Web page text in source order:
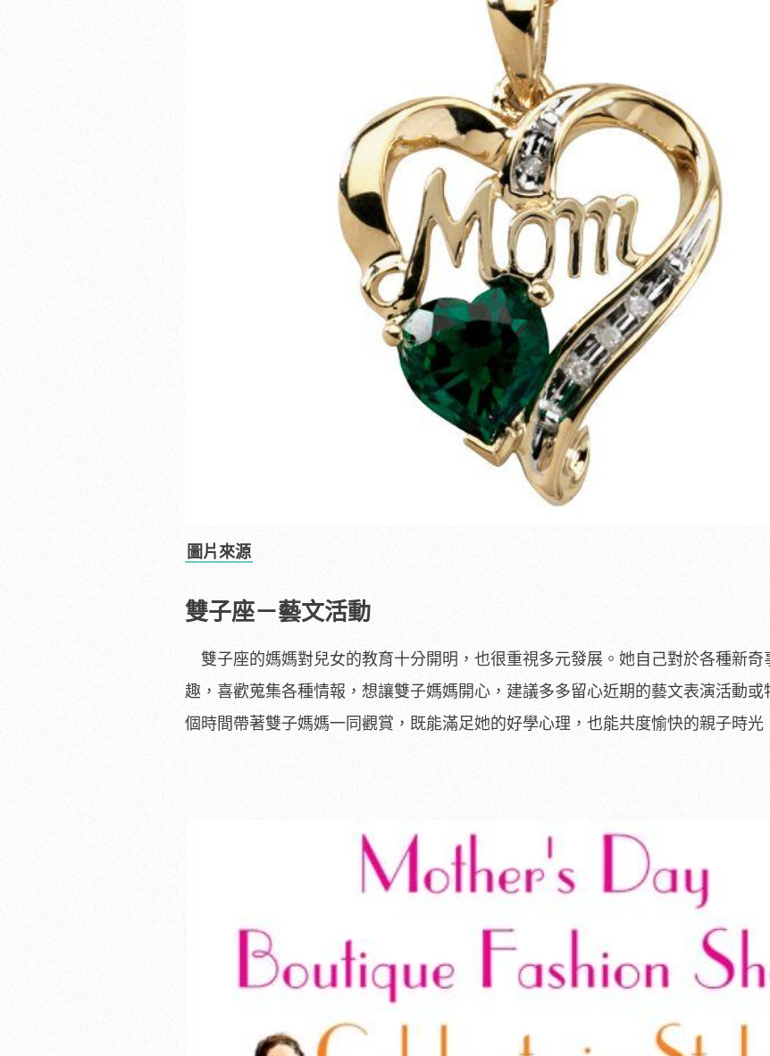
圖片來源
雙子座－藝文活動
雙子座的媽媽對兒女的教育十分開明，也很重視多元發展。她自己對於各種新奇
趣，喜歡蒐集各種情報，想讓雙子媽媽開心，建議多多留心近期的藝文表演活動或
個時間帶著雙子媽媽一同觀賞，既能滿足她的好學心理，也能共度愉快的親子時光